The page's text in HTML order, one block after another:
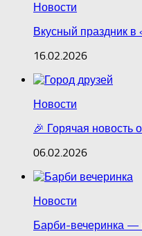
Новости
Вкусный праздник в
16.02.2026
Новости
🎉 Горячая
06.02.2026
Новости
Барби‑вечеринка —